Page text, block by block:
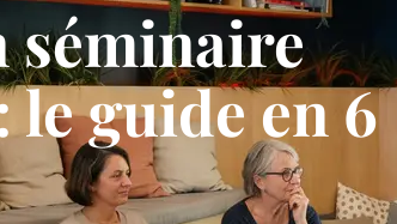
séminaire
le guide en 6